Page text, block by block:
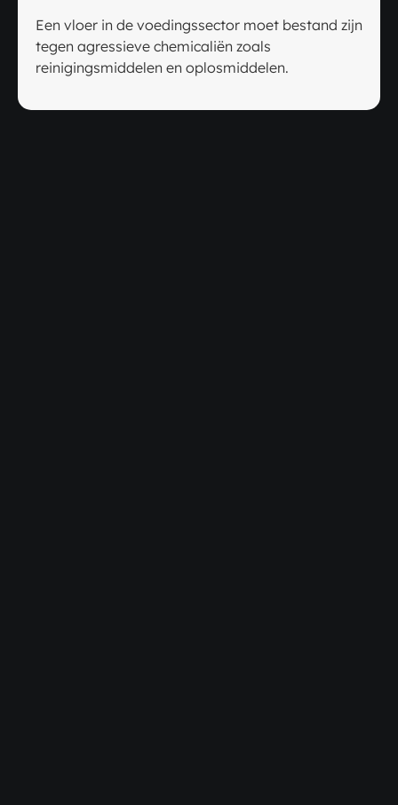
Een vloer in de voedingssector moet bestand zijn
tegen agressieve chemicaliën zoals
reinigingsmiddelen en oplosmiddelen.